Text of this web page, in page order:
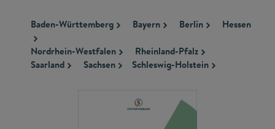
Baden-Württemberg Bayern Berlin Hessen
Nordrhein-Westfalen
Rheinland-Pfalz
Saarland
Sachsen Schleswig-Holstein